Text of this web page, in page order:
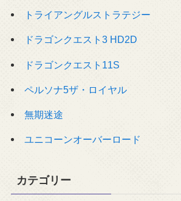
トライアングルストラテジー
ドラゴンクエスト3 HD2D
ドラゴンクエスト11S
ペルソナ5ザ・ロイヤル
無期迷途
ユニコーンオーバーロード
カテゴリー